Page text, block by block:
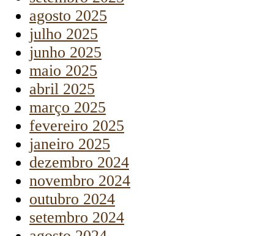
agosto 2025
julho 2025
junho 2025
maio 2025
abril 2025
março 2025
fevereiro 2025
janeiro 2025
dezembro 2024
novembro 2024
outubro 2024
setembro 2024